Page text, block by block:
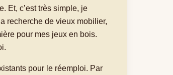
Et, c’est très simple, je
recherche de vieux mobilier,
pour mes jeux en bois.
pour le réemploi. Par